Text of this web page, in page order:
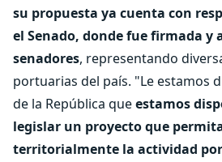
su propuesta ya cuenta con
el Senado, donde fue firmada y
senadores, representando
portuarias del país. "Le estamos
de la República queestamos
legislar un proyecto que
territorialmente la actividad